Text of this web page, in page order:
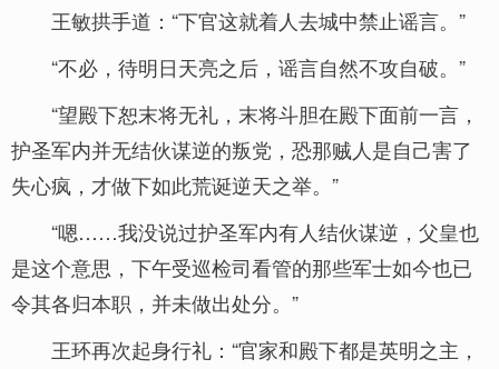
王敏拱手道：“下官这就着人去城中禁止谣言。”
“不必，待明日天亮之后，谣言自然不攻自破。”
“望殿下恕末将无礼，末将斗胆在殿下面前一言，
护圣军内并无结伙谋逆的叛党，恐那贼人是自己害了
失心疯，才做下如此荒诞逆天之举。”
“嗯……我没说过护圣军内有人结伙谋逆，父皇也
是这个意思，下午受巡检司看管的那些军士如今也已
令其各归本职，并未做出处分。”
王环再次起身行礼：“官家和殿下都是英明之主，